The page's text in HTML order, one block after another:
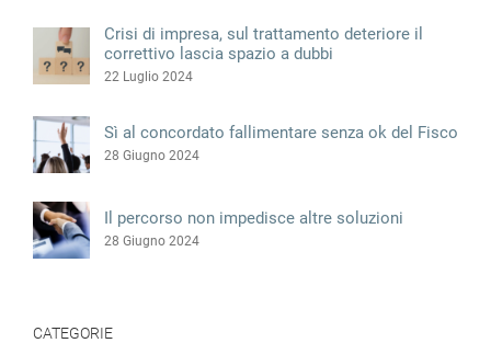
Crisi di impresa, sul trattamento deteriore il
correttivo lascia spazio a dubbi
22 Luglio 2024
Sì al concordato fallimentare senza ok del Fisco
28 Giugno 2024
Il percorso non impedisce altre soluzioni
28 Giugno 2024
CATEGORIE